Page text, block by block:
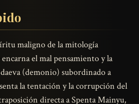
maligno de la mitología
el mal pensamiento y la
(demonio) subordinado a
la tentación y la corrupción del
directa a Spenta Mainyu,